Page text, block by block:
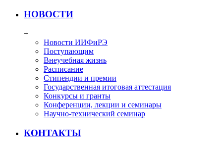
НОВОСТИ
+
Новости ИИФиРЭ
Поступающим
Внеучебная жизнь
Расписание
Стипендии и премии
Государственная итоговая аттестация
Конкурсы и гранты
Конференции, лекции и семинары
Научно-технический семинар
КОНТАКТЫ